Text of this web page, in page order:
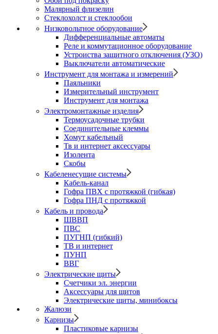
Малярный флизелин
Стеклохолст и стеклообои
Низковольтное оборудование
Дифференциальные автоматы
Реле и коммутационное оборудование
Устроиства защитного отключения (УЗО)
Выключатели автоматические
Инструмент для монтажа и измерений
Паяльники
Измерительный инструмент
Инструмент для монтажа
Электромонтажные изделия
Термоусадочные трубки
Соединительные клеммы
Хомут кабельный
Тв и интернет аксессуары
Изолента
Скобы
Кабеленесущие системы
Кабель-канал
Гофра ПВХ с протяжкой (гибкая)
Гофра ПНД с протяжкой
Кабель и провода
ШВВП
ПВС
ПУГНП (гибкий)
ТВ и интернет
ПУНП
ВВГ
Электрические щиты
Счетчики эл. энергии
Аксессуары для щитов
Электрические щиты, минибоксы
Жалюзи
Карнизы
Пластиковые карнизы